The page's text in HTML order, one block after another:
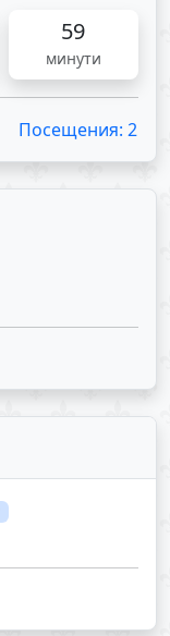
59
минути
Посещения: 2